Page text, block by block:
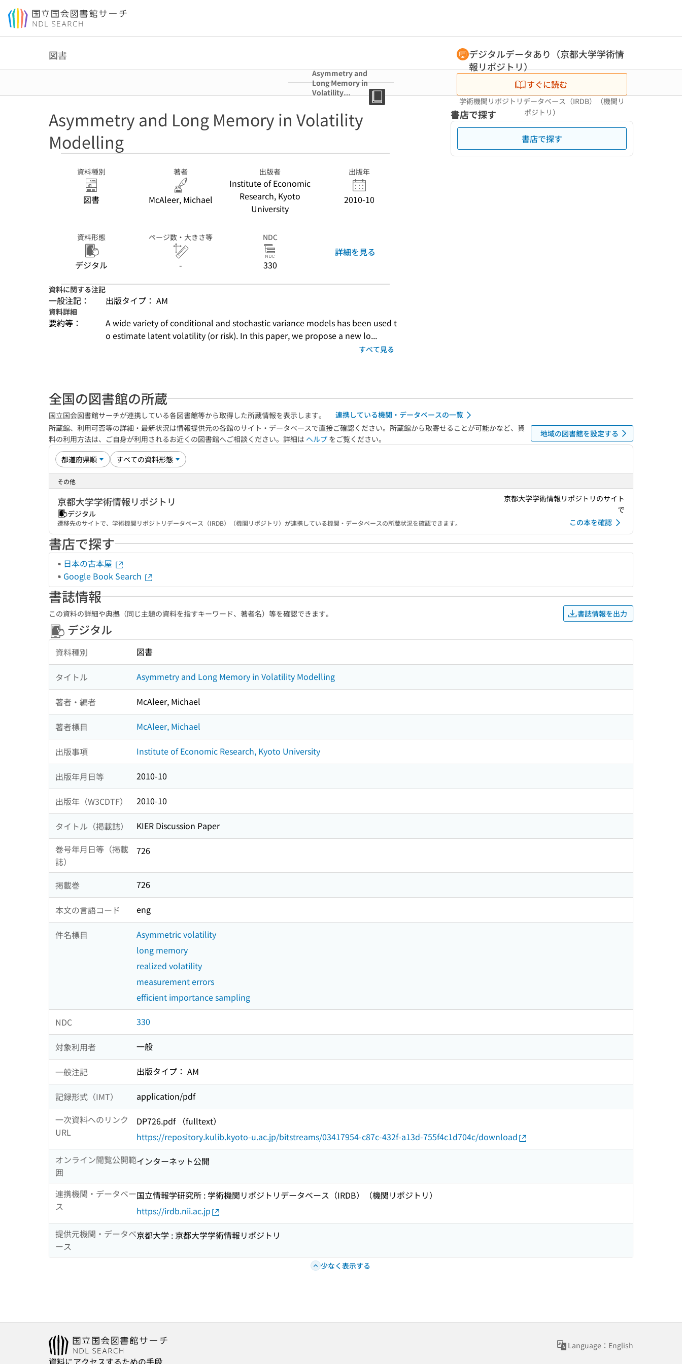
本文へ移動
図書
Asymmetry and
Long Memory in
Volatility
デジタルデータあり（京都大学学術情
報リポジトリ）
すぐに読む
学術機関リポジトリデータベース（IRDB）（機関リ
ポジトリ）
Asymmetry and Long Memory in Volatility
Modelling
資料種別
図書
著者
McAleer, Michael
出版者
Institute of Economic
Research, Kyoto
University
出版年
2010-10
資料形態
デジタル
ページ数・大きさ等
-
NDC
330
詳細を見る
資料に関する注記
一般注記： 出版タイプ： AM
資料詳細
要約等：
A wide variety of conditional and stochastic variance models has been used t
o estimate latent volatility (or risk). In this paper, we propose a new lo...
すべて見る
書店で探す
書店で探す
全国の図書館の所蔵
国立国会図書館サーチが連携している各図書館等から取得した所蔵情報を表示します。
連携している機関・データベースの一覧
所蔵館、利用可否等の詳細・最新状況は情報提供元の各館のサイト・データベースで直接ご確認ください。所蔵館から取寄せることが可能かなど、資
料の利用方法は、ご自身が利用されるお近くの図書館へご相談ください。詳細は ヘルプ をご覧ください。
地域の図書館を設定する
その他
京都大学学術情報リポジトリ
デジタル
遷移先のサイトで、学術機関リポジトリデータベース（IRDB）（機関リポジトリ）が連携している機関・データベースの所蔵状況を確認できます。
京都大学学術情報リポジトリのサイト
で
この本を確認
書店で探す
日本の古本屋
Google Book Search
書誌情報
この資料の詳細や典拠（同じ主題の資料を指すキーワード、著者名）等を確認できます。 書誌情報を出力
デジタル
資料種別 図書
タイトル Asymmetry and Long Memory in Volatility Modelling
著者・編者 McAleer, Michael
著者標目 McAleer, Michael
出版事項 Institute of Economic Research, Kyoto University
出版年月日等 2010-10
出版年（W3CDTF） 2010-10
タイトル（掲載誌）
KIER Discussion Paper
巻号年月日等（掲載
誌）
726
掲載巻 726
本文の言語コード eng
件名標目
Asymmetric volatility
long memory
realized volatility
measurement errors
efficient importance sampling
NDC 330
対象利用者 一般
一般注記 出版タイプ： AM
記録形式（IMT）
application/pdf
一次資料へのリンク
URL
DP726.pdf （fulltext）
https://repository.kulib.kyoto-u.ac.jp/bitstreams/03417954-c87c-432f-a13d-755f4c1d704c/download
オンライン閲覧公開範
囲
インターネット公開
連携機関・データベー
ス
国立情報学研究所 : 学術機関リポジトリデータベース（IRDB）（機関リポジトリ）
https://irdb.nii.ac.jp
提供元機関・データベ
ース
京都大学 : 京都大学学術情報リポジトリ
少なく表示する
Language：English
資料にアクセスするための手段